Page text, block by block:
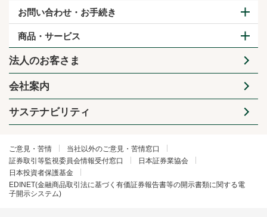
お問い合わせ・お手続き
商品・サービス
法人のお客さま
会社案内
サステナビリティ
ご意見・苦情
当社以外のご意見・苦情窓口
証券取引等監視委員会情報受付窓口
日本証券業協会
日本投資者保護基金
EDINET(金融商品取引法に基づく有価証券報告書等の開示書類に関する電
子開示システム)